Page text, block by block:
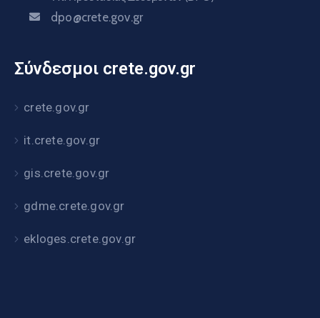
dpo@crete.gov.gr
Σύνδεσμοι crete.gov.gr
crete.gov.gr
it.crete.gov.gr
gis.crete.gov.gr
gdme.crete.gov.gr
ekloges.crete.gov.gr